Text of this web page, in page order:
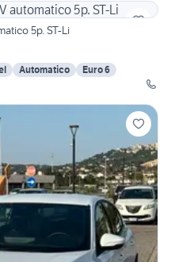
5p. ST-Li
Automatico
Euro 6